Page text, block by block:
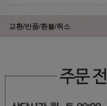
교환/반품/환불/취소